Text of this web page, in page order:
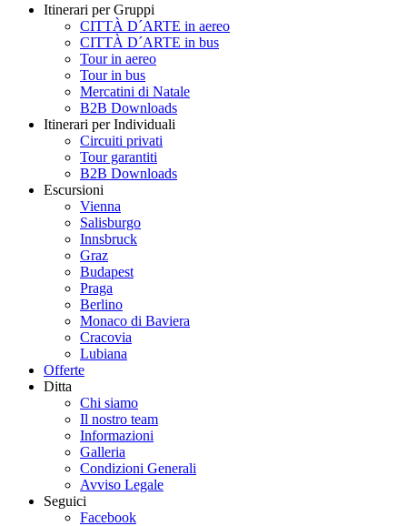
Itinerari per Gruppi
CITTÀ D´ARTE in aereo
CITTÀ D´ARTE in bus
Tour in aereo
Tour in bus
Mercatini di Natale
B2B Downloads
Itinerari per Individuali
Circuiti privati
Tour garantiti
B2B Downloads
Escursioni
Vienna
Salisburgo
Innsbruck
Graz
Budapest
Praga
Berlino
Monaco di Baviera
Cracovia
Lubiana
Offerte
Ditta
Chi siamo
Il nostro team
Informazioni
Galleria
Condizioni Generali
Avviso Legale
Seguici
Facebook